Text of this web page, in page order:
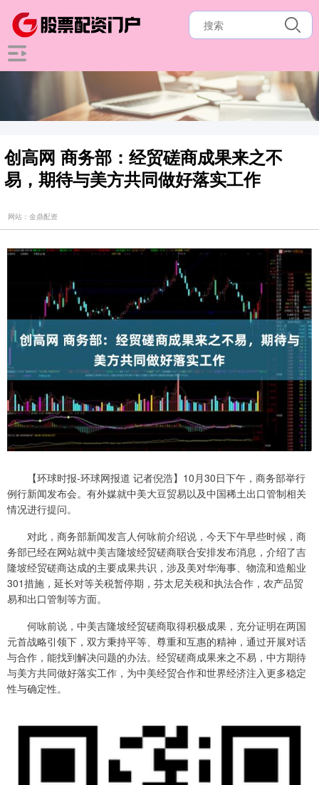
创高网 商务部：经贸磋商成果来之不
易，期待与美方共同做好落实工作
网站：金鼎配资
【环球时报-环球网报道 记者倪浩】10月30日下午，商务部举行
例行新闻发布会。有外媒就中美大豆贸易以及中国稀土出口管制相关
情况进行提问。
对此，商务部新闻发言人何咏前介绍说，今天下午早些时候，商
务部已经在网站就中美吉隆坡经贸磋商联合安排发布消息，介绍了吉
隆坡经贸磋商达成的主要成果共识，涉及美对华海事、物流和造船业
301措施，延长对等关税暂停期，芬太尼关税和执法合作，农产品贸
易和出口管制等方面。
何咏前说，中美吉隆坡经贸磋商取得积极成果，充分证明在两国
元首战略引领下，双方秉持平等、尊重和互惠的精神，通过开展对话
与合作，能找到解决问题的办法。经贸磋商成果来之不易，中方期待
与美方共同做好落实工作，为中美经贸合作和世界经济注入更多稳定
性与确定性。